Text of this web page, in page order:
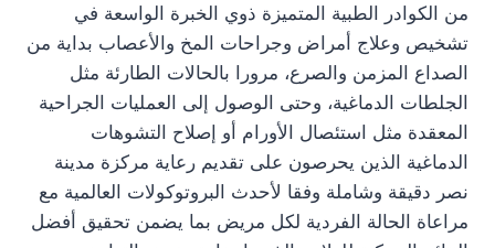
من الكوادر الطبية المتميزة ذوي الخبرة الواسعة في
تشخيص وعلاج أمراض وجراحات المخ والأعصاب بداية من
الصداع المزمن والصرع، مرورا بالحالات الطارئة مثل
الجلطات الدماغية، وحتى الوصول إلى العمليات الجراحية
المعقدة مثل استئصال الأورام أو إصلاح التشوهات
الدماغية الذين يحرصون على تقديم رعاية مركزة مدينة
نصر دقيقة وشاملة وفقا لأحدث البروتوكولات العالمية مع
مراعاة الحالة الفردية لكل مريض بما يضمن تحقيق أفضل